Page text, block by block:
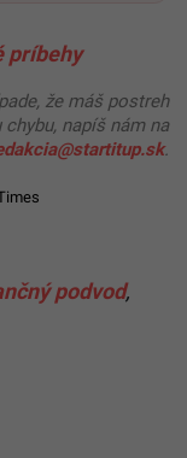
príbehy
že máš postreh
napíš nám na
.
podvod,